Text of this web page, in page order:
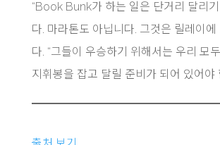
“Book Bunk가 하는 일은 단거리 달리기
다. 마라톤도 아닙니다. 그것은 릴레이에
다. “그들이 우승하기 위해서는 우리 모
지휘봉을 잡고 달릴 준비가 되어 있어야